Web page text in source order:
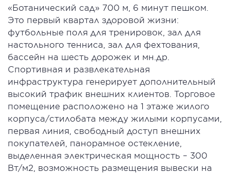
«Ботанический сад» 700 м, 6 минут пешком.
Это первый квартал здоровой жизни:
футбольные поля для тренировок, зал для
настольного тенниса, зал для фехтования,
бассейн на шесть дорожек и мн.др.
Спортивная и развлекательная
инфраструктура генерирует дополнительный
высокий трафик внешних клиентов. Торговое
помещение расположено на 1 этаже жилого
корпуса/стилобата между жилыми корпусами,
первая линия, свободный доступ внешних
покупателей, панорамное остекление,
выделенная электрическая мощность – 300
Вт/м2, возможность размещения вывески на